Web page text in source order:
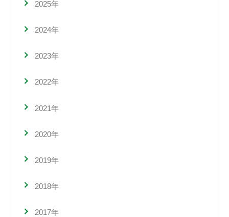
2025年
2024年
2023年
2022年
2021年
2020年
2019年
2018年
2017年